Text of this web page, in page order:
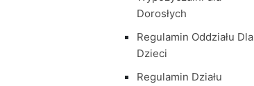
Dorosłych
Regulamin Oddziału Dla
Dzieci
Regulamin Działu